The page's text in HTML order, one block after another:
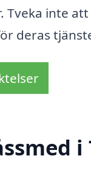
Tveka inte
deras
i